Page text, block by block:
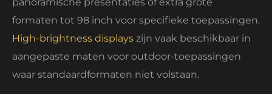
formaten tot 98 inch voor specifieke toepassingen.
High-brightness displays zijn vaak beschikbaar in
aangepaste maten voor outdoor-toepassingen
waar standaardformaten niet volstaan.